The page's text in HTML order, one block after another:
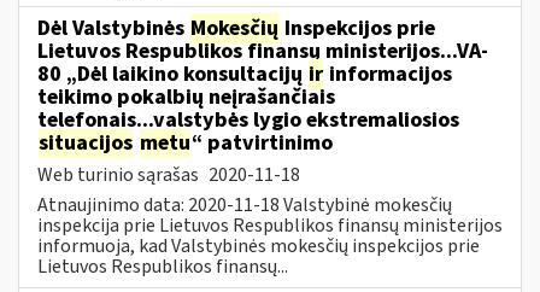
Dėl Valstybinės Mokesčių Inspekcijos prie
Lietuvos Respublikos finansų ministerijos...VA-
80 „Dėl laikino konsultacijų ir informacijos
teikimo pokalbių neįrašančiais
telefonais...valstybės lygio ekstremaliosios
situacijos metu“ patvirtinimo
Web turinio sąrašas 2020-11-18
Atnaujinimo data: 2020-11-18 Valstybinė mokesčių
inspekcija prie Lietuvos Respublikos finansų ministerijos
informuoja, kad Valstybinės mokesčių inspekcijos prie
Lietuvos Respublikos finansų...